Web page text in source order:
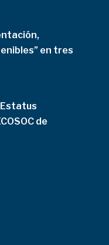
en tres
Estatus
de